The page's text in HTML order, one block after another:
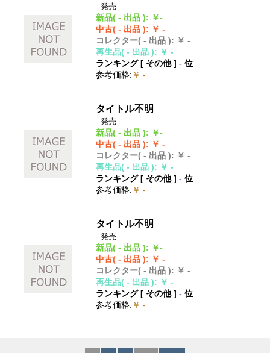
- 発売
新品( - 出品 ): ￥-
中古( - 出品 ): ￥ -
コレクター( - 出品 ): ￥ -
再生品( - 出品 ): ￥ -
ランキング [ その他]- 位
参考価格: ￥ -
タイトル不明
- 発売
新品( - 出品 ): ￥-
中古( - 出品 ): ￥ -
コレクター( - 出品 ): ￥ -
再生品( - 出品 ): ￥ -
ランキング [ その他]- 位
参考価格: ￥ -
タイトル不明
- 発売
新品( - 出品 ): ￥-
中古( - 出品 ): ￥ -
コレクター( - 出品 ): ￥ -
再生品( - 出品 ): ￥ -
ランキング [ その他]- 位
参考価格: ￥ -